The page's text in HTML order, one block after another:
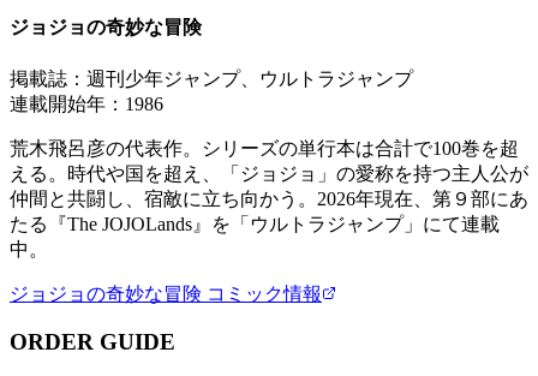
ジョジョの奇妙な冒険
掲載誌： 週刊少年ジャンプ、ウルトラジャンプ
連載開始年： 1986
荒木飛呂彦の代表作。シリーズの単行本は合計で100巻を超
える。時代や国を超え、「ジョジョ」の愛称を持つ主人公が
仲間と共闘し、宿敵に立ち向かう。2026年現在、第９部にあ
たる『The JOJOLands』を「ウルトラジャンプ」にて連載
中。
ジョジョの奇妙な冒険 コミック情報
ORDER GUIDE